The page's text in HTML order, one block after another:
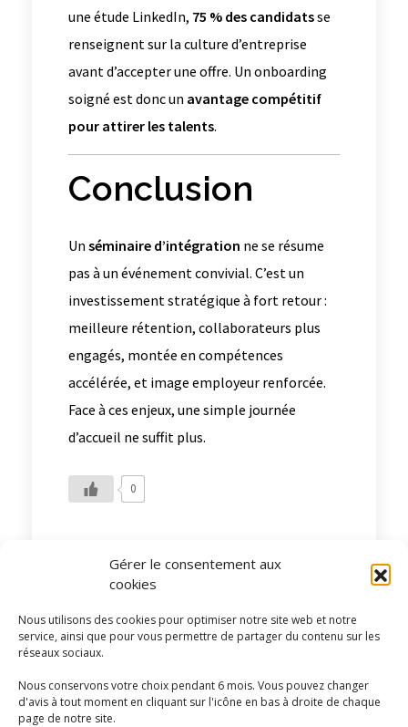
Gérer le consentement aux
cookies
Nous utilisons des cookies pour optimiser notre site web et notre
service, ainsi que pour vous permettre de partager du contenu sur les
réseaux sociaux.
Nous conservons votre choix pendant 6 mois. Vous pouvez changer
d'avis à tout moment en cliquant sur l'icône en bas à droite de chaque
page de notre site.
une étude LinkedIn, 75 % des candidatsse
renseignent sur la culture d’entreprise
avant d’accepter une offre. Un onboarding
soigné est donc un avantage compétitif
pour attirer les talents.
Conclusion
Un séminaire d’intégration ne se résume
pas à un événement convivial. C’est un
investissement stratégique à fort retour :
meilleure rétention, collaborateurs plus
engagés, montée en compétences
accélérée, et image employeur renforcée.
Face à ces enjeux, une simple journée
d’accueil ne suffit plus.
0
Quentin Bouveret